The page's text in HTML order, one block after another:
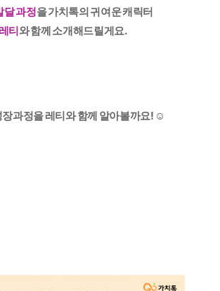
달 과정을 가치톡의 귀여운 캐릭터
티와 함께 소개해드릴게요.
장과정을 레티와 함께 알아볼까요! ☺️